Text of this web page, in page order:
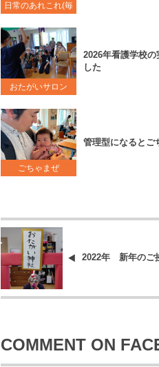
日常のあれこれ(毎
おたがいサロン
2026年看護学校の
した
ごちゃまぜ
管理型になるとご
2022年 新年のご
COMMENT ON